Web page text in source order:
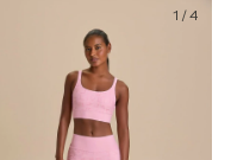
1 /4